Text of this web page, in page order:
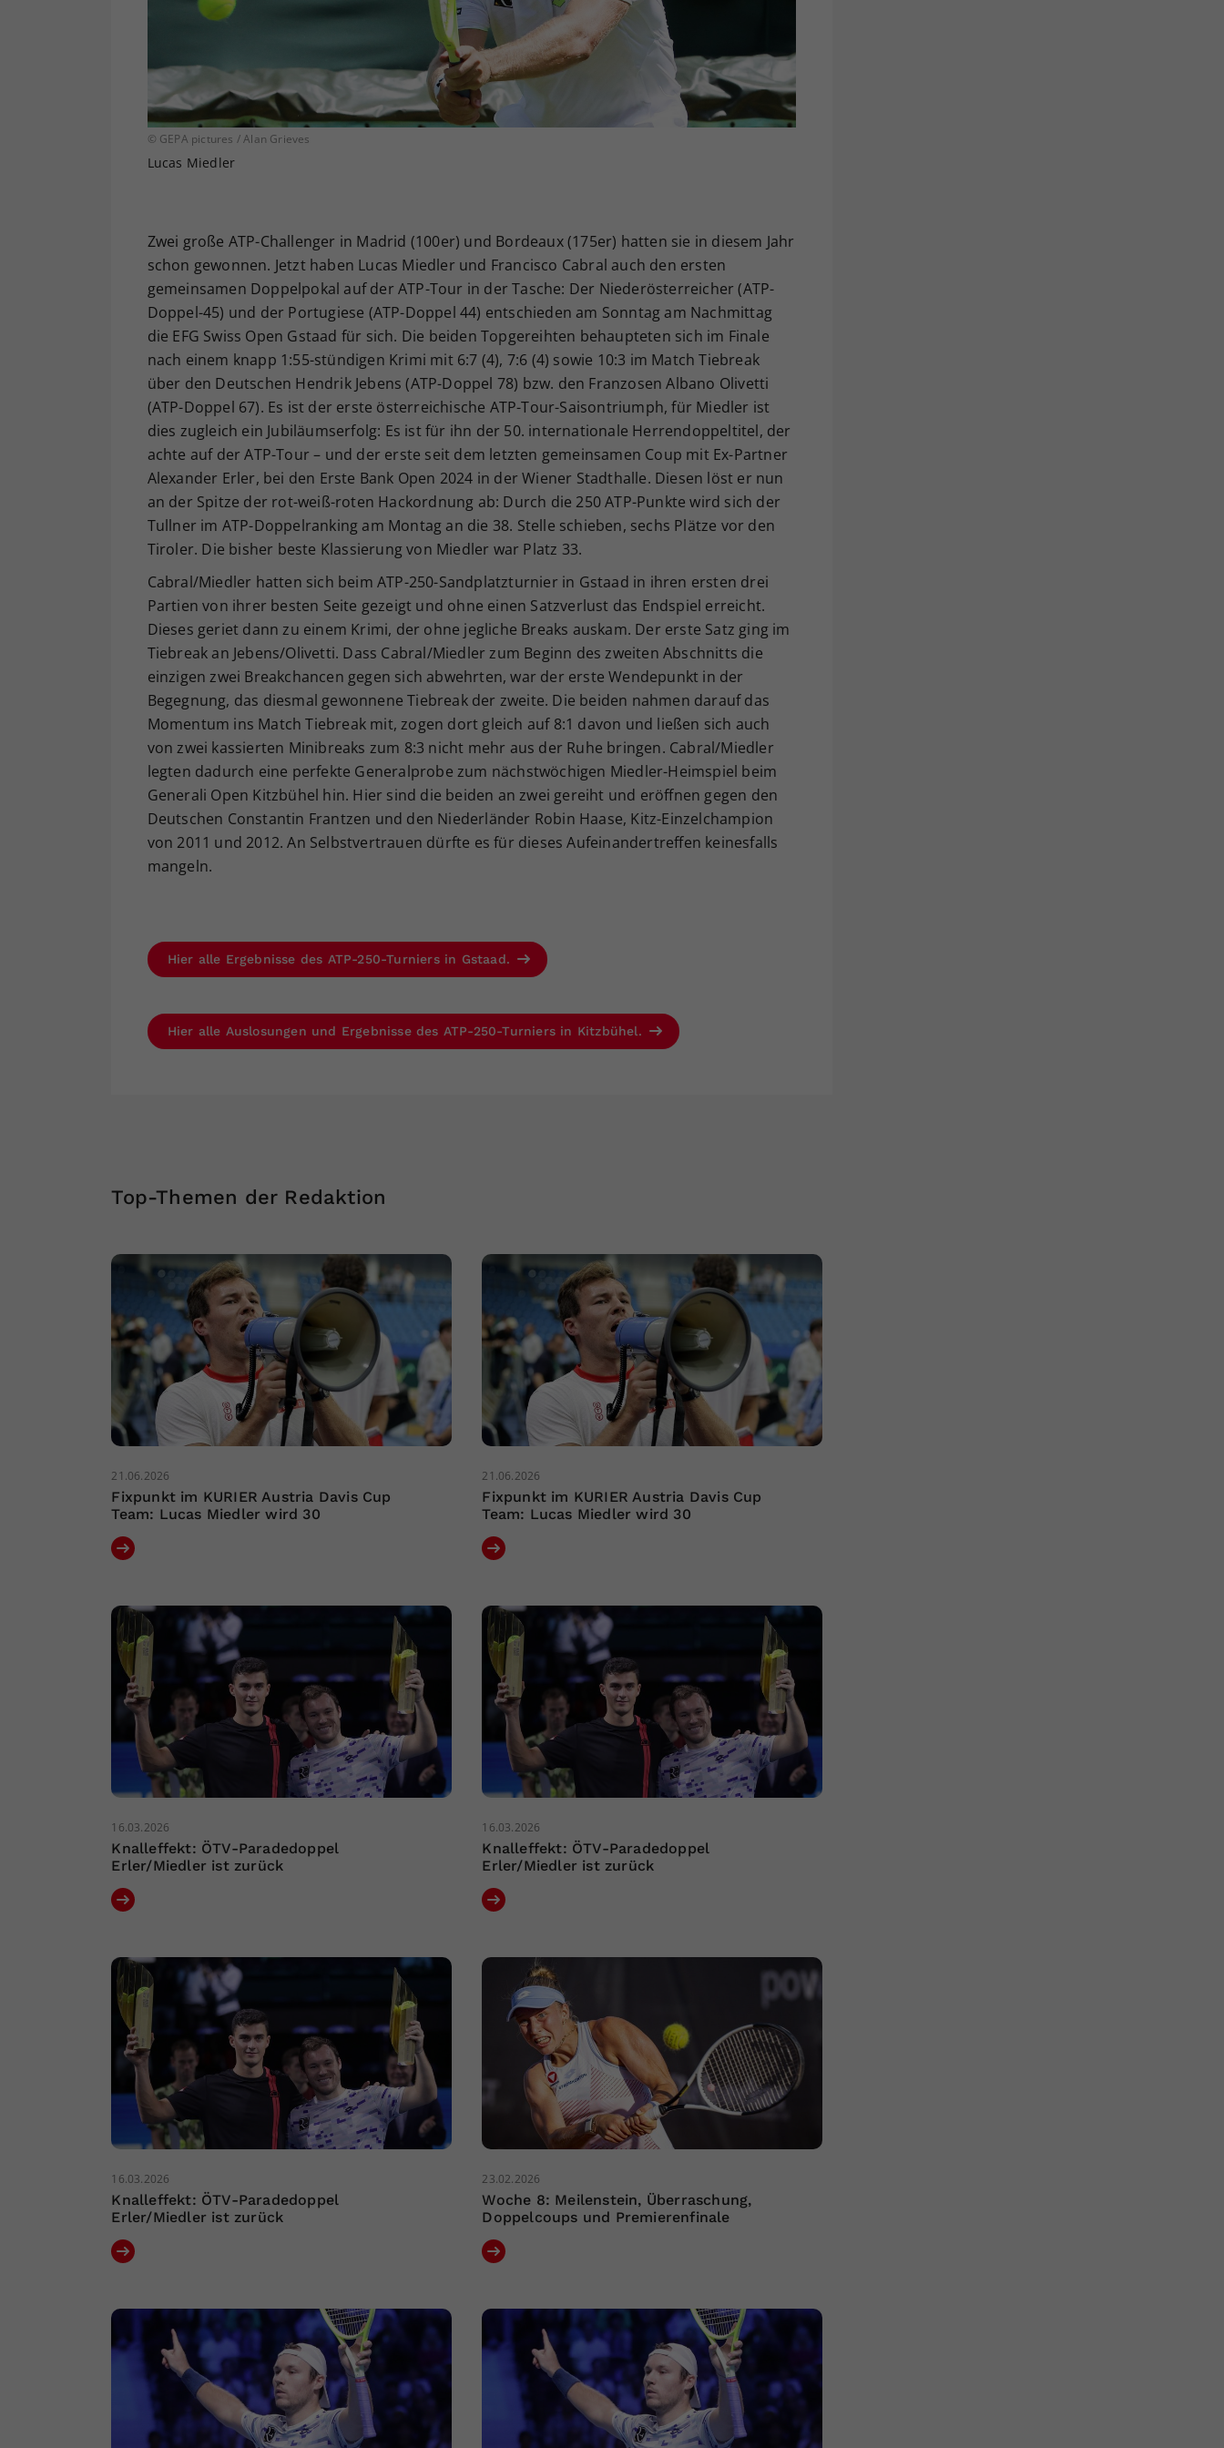
© GEPA pictures / Alan Grieves
Lucas Miedler
Zwei große ATP-Challenger in Madrid (100er) und Bordeaux (175er) hatten sie in diesem Jahr
schon gewonnen. Jetzt haben Lucas Miedler und Francisco Cabral auch den ersten
gemeinsamen Doppelpokal auf der ATP-Tour in der Tasche: Der Niederösterreicher (ATP-
Doppel-45) und der Portugiese (ATP-Doppel 44) entschieden am Sonntag am Nachmittag
die EFG Swiss Open Gstaad für sich. Die beiden Topgereihten behaupteten sich im Finale
nach einem knapp 1:55-stündigen Krimi mit 6:7 (4), 7:6 (4) sowie 10:3 im Match Tiebreak
über den Deutschen Hendrik Jebens (ATP-Doppel 78) bzw. den Franzosen Albano Olivetti
(ATP-Doppel 67). Es ist der erste österreichische ATP-Tour-Saisontriumph, für Miedler ist
dies zugleich ein Jubiläumserfolg: Es ist für ihn der 50. internationale Herrendoppeltitel, der
achte auf der ATP-Tour – und der erste seit dem letzten gemeinsamen Coup mit Ex-Partner
Alexander Erler, bei den Erste Bank Open 2024 in der Wiener Stadthalle. Diesen löst er nun
an der Spitze der rot-weiß-roten Hackordnung ab: Durch die 250 ATP-Punkte wird sich der
Tullner im ATP-Doppelranking am Montag an die 38. Stelle schieben, sechs Plätze vor den
Tiroler. Die bisher beste Klassierung von Miedler war Platz 33.
Cabral/Miedler hatten sich beim ATP-250-Sandplatzturnier in Gstaad in ihren ersten drei
Partien von ihrer besten Seite gezeigt und ohne einen Satzverlust das Endspiel erreicht.
Dieses geriet dann zu einem Krimi, der ohne jegliche Breaks auskam. Der erste Satz ging im
Tiebreak an Jebens/Olivetti. Dass Cabral/Miedler zum Beginn des zweiten Abschnitts die
einzigen zwei Breakchancen gegen sich abwehrten, war der erste Wendepunkt in der
Begegnung, das diesmal gewonnene Tiebreak der zweite. Die beiden nahmen darauf das
Momentum ins Match Tiebreak mit, zogen dort gleich auf 8:1 davon und ließen sich auch
von zwei kassierten Minibreaks zum 8:3 nicht mehr aus der Ruhe bringen. Cabral/Miedler
legten dadurch eine perfekte Generalprobe zum nächstwöchigen Miedler-Heimspiel beim
Generali Open Kitzbühel hin. Hier sind die beiden an zwei gereiht und eröffnen gegen den
Deutschen Constantin Frantzen und den Niederländer Robin Haase, Kitz-Einzelchampion
von 2011 und 2012. An Selbstvertrauen dürfte es für dieses Aufeinandertreffen keinesfalls
mangeln.
Hier alle Ergebnisse des ATP-250-Turniers in Gstaad.
Hier alle Auslosungen und Ergebnisse des ATP-250-Turniers in Kitzbühel.
Top-Themen der Redaktion
21.06.2026
Fixpunkt im KURIER Austria Davis Cup
Team: Lucas Miedler wird 30
21.06.2026
Fixpunkt im KURIER Austria Davis Cup
Team: Lucas Miedler wird 30
16.03.2026
Knalleffekt: ÖTV-Paradedoppel
Erler/Miedler ist zurück
16.03.2026
Knalleffekt: ÖTV-Paradedoppel
Erler/Miedler ist zurück
16.03.2026
Knalleffekt: ÖTV-Paradedoppel
Erler/Miedler ist zurück
23.02.2026
Woche 8: Meilenstein, Überraschung,
Doppelcoups und Premierenfinale
Ihrer vorgenommen Einstellungen, falls der
Webseiten-Betreiber dies eingestellt hat.